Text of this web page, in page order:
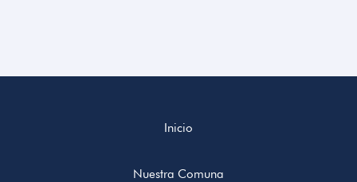
Inicio
Nuestra Comuna